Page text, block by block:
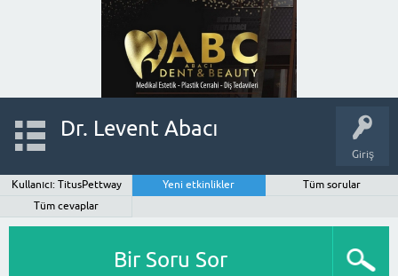
Giriş
Dr. Levent Abacı
Kullanıcı: TitusPettway Yeni etkinlikler
Tüm sorular
Tüm cevaplar
Bir Soru Sor